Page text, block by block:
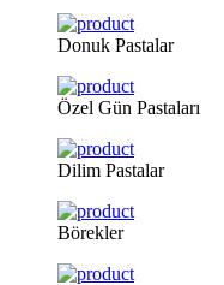
Donuk Pastalar
Özel Gün Pastaları
Dilim Pastalar
Börekler